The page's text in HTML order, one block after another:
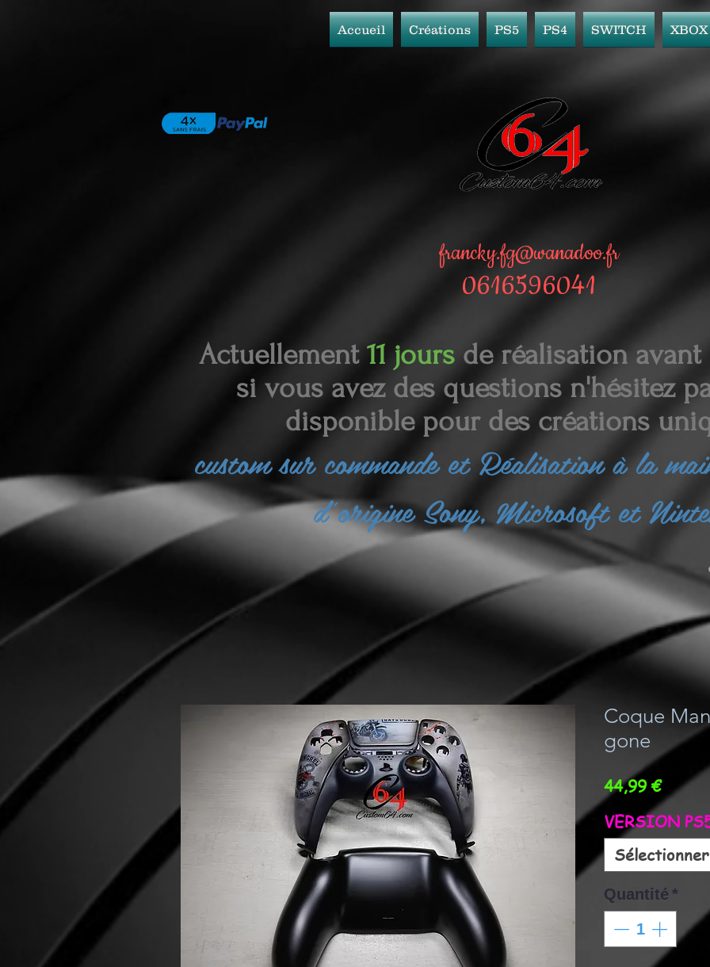
Accueil Créations PS5 PS4 SWITCH
francky.fg@wanadoo.fr
0616596041
Actuellement 11 joursde réalisation
si vous avez des questions n'hésitez
disponible pour des créations
custom sur commande etRéalisation à la
d'origine Sony, Microsoft et
Coque
gone
44,99 €Prix
VERSION
Sélectionner
Quantité *